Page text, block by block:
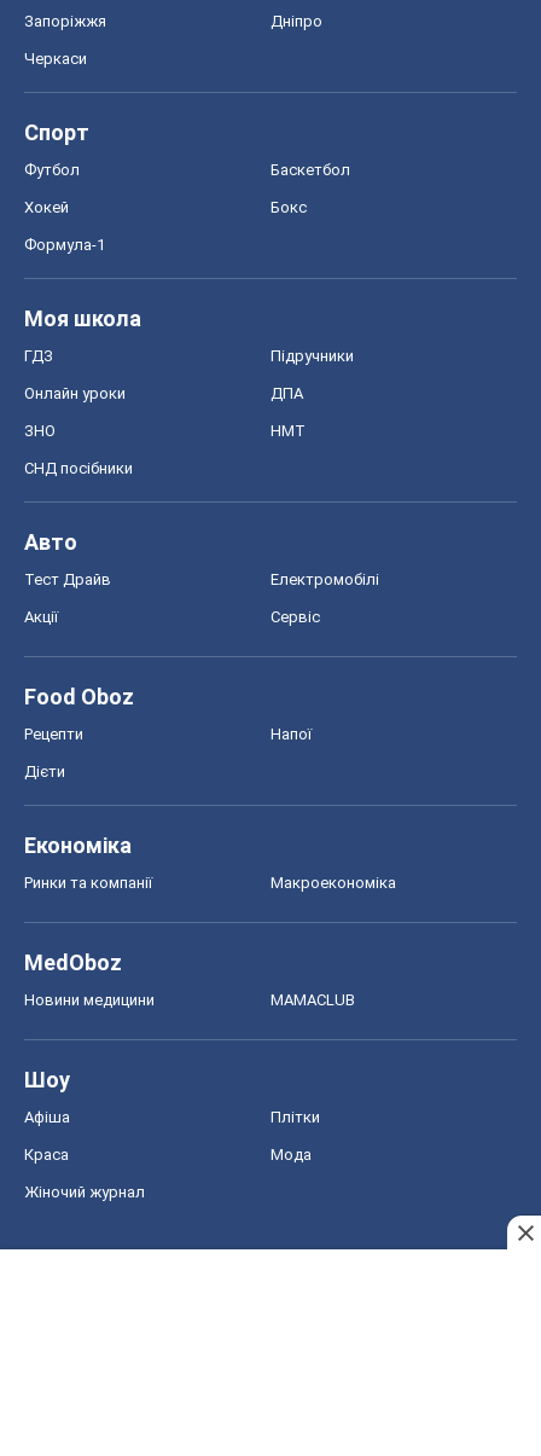
Запоріжжя Дніпро
Черкаси
Спорт
Футбол Баскетбол
Хокей Бокс
Формула-1
Моя школа
ГДЗ Підручники
Онлайн уроки ДПА
ЗНО НМТ
СНД посібники
Авто
Тест Драйв Електромобілі
Акції Сервіс
Food Oboz
Рецепти Напої
Дієти
Економіка
Ринки та компанії Макроекономіка
MedOboz
Новини медицини MAMACLUB
Шоу
Афіша Плітки
Краса Мода
Жіночий журнал